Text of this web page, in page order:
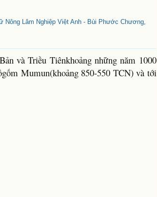
Nông Lâm Nghiệp Việt Anh - Bùi Phước Chương,
và Triều Tiênkhoảng những năm 1000
Mumun(khoảng 850-550 TCN) và tới